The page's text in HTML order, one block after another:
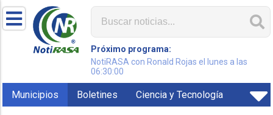
Próximo programa:
NotiRASA con Ronald Rojas el lunes a las
06:30:00
Municipios Boletines Ciencia y Tecnología